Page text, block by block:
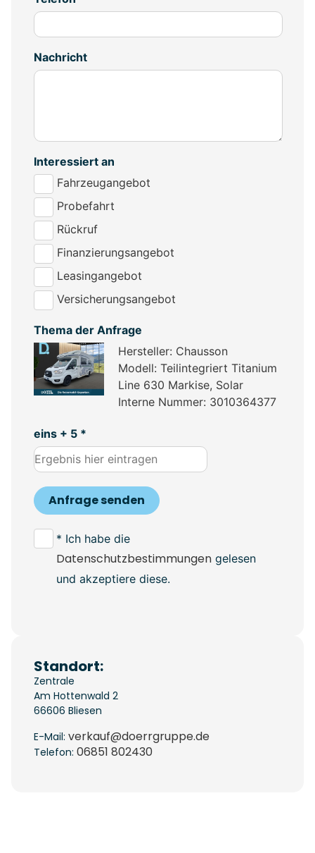
Nachricht
Interessiert an
Fahrzeugangebot
Probefahrt
Rückruf
Finanzierungsangebot
Leasingangebot
Versicherungsangebot
Thema der Anfrage
Hersteller: Chausson
Modell: Teilintegriert Titanium
Line 630 Markise, Solar
Interne Nummer: 3010364377
eins + 5 *
Anfrage senden
* Ich habe die
Datenschutzbestimmungen gelesen
und akzeptiere diese.
Standort:
Zentrale
Am Hottenwald 2
66606 Bliesen
E-Mail: verkauf@doerrgruppe.de
Telefon: 06851 802430